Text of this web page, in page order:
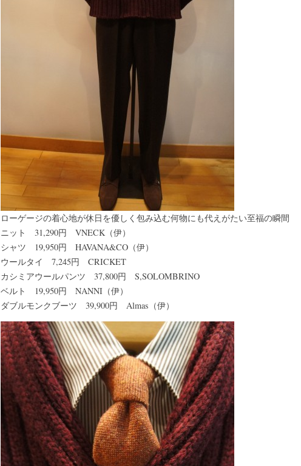
ローゲージの着心地が休日を優しく包み込む何物にも代えがたい至福の瞬間
ニット 31,290円 VNECK（伊）
シャツ 19,950円 HAVANA&CO（伊）
ウールタイ 7,245円 CRICKET
カシミアウールパンツ 37,800円 S,SOLOMBRINO
ベルト 19,950円 NANNI（伊）
ダブルモンクブーツ 39,900円 Almas（伊）